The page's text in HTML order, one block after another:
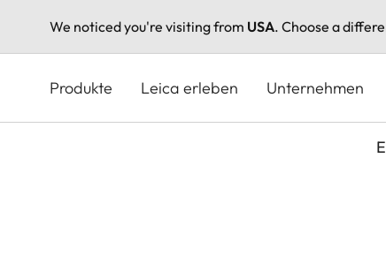
We noticed you're visiting from USA. Choose a
Produkte Leica erleben Unternehmen